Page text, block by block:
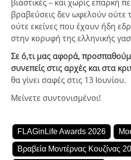
βιαστικές – και χωρίς επαρκή
βραβεύσεις δεν ωφελούν ούτε
ούτε εκείνες που έχουν ήδη
στην κορυφή της ελληνικής
Σε ό,τι μας αφορά,
συνεπείς στις αρχές και στα
θα γίνει σαφές στις 13 Ιουνίου.
Μείνετε συντονισμένοι!
FLAGinLife Awards 2026
Βραβεία Μοντέρνας Κουζίνας